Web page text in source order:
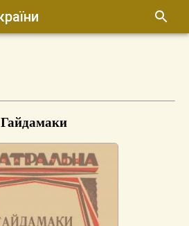
Гайдамаки